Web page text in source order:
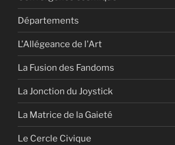
Départements
L'Allégeance de l'Art
La Fusion des Fandoms
La Jonction du Joystick
La Matrice de la Gaieté
Le Cercle Civique